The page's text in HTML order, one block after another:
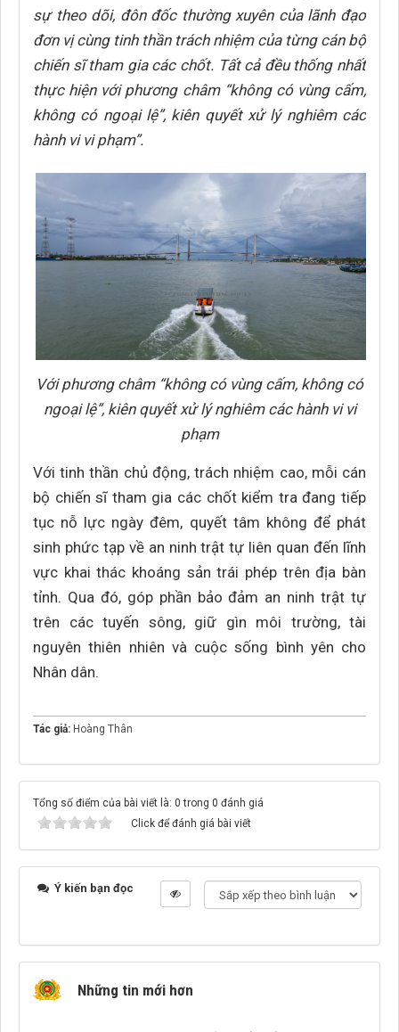
sự theo dõi, đôn đốc thường xuyên của lãnh đạo
đơn vị cùng tinh thần trách nhiệm của từng cán bộ
chiến sĩ tham gia các chốt. Tất cả đều thống nhất
thực hiện với phương châm “không có vùng cấm,
không có ngoại lệ”, kiên quyết xử lý nghiêm các
hành vi vi phạm”.
Với phương châm “không có vùng cấm, không có
ngoại lệ”, kiên quyết xử lý nghiêm các hành vi vi
phạm
Với tinh thần chủ động, trách nhiệm cao, mỗi cán
bộ chiến sĩ tham gia các chốt kiểm tra đang tiếp
tục nỗ lực ngày đêm, quyết tâm không để phát
sinh phức tạp về an ninh trật tự liên quan đến lĩnh
vực khai thác khoáng sản trái phép trên địa bàn
tỉnh. Qua đó, góp phần bảo đảm an ninh trật tự
trên các tuyến sông, giữ gìn môi trường, tài
nguyên thiên nhiên và cuộc sống bình yên cho
Nhân dân.
Tác giả: Hoàng Thân
Tổng số điểm của bài viết là: 0 trong 0 đánh giá
Click để đánh giá bài viết
Ý kiến bạn đọc
Những tin mới hơn